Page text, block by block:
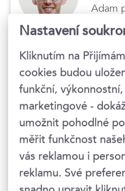
Adam
psychologie se světem
lékařské fakultě UK se
léčbě závislostí a
program zaměřený na
executive koučink.
manažerům, týmům i
rozvíjet komunikaci,
dovednosti,
udržitelný výkon.
v médiích, podcastech
konferencích jako
který motivuje lidi, aby
Nastavení
Kliknutím na
cookies budou
funkční,
marketingové -
umožnit pohodlné
měřit funkčnost
vás reklamou i
reklamu. Své